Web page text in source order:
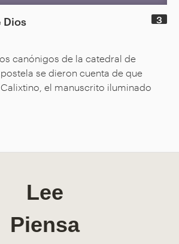
Dios 3
canónigos de la catedral de
se dieron cuenta de que
el manuscrito iluminado
Lee
Piensa